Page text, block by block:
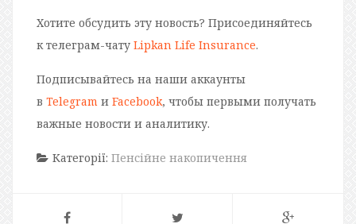
Хотите обсудить эту новость? Присоединяйтесь
к телеграм-чату Lipkan Life Insurance.
Подписывайтесь на наши аккаунты
в Telegram и Facebook, чтобы первыми получать
важные новости и аналитику.
Категорії: Пенсійне накопичення